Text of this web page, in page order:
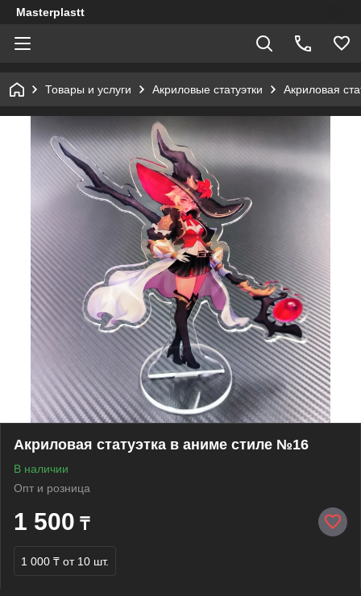
Masterplastt
Товары и услуги Акриловые статуэтки Акриловая
Акриловая статуэтка в аниме стиле №16
В наличии
Опт и розница
1 500 ₸
1 000 ₸ от 10 шт.